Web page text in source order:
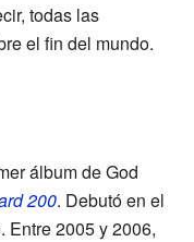
todas las
el fin del mundo.
álbum de God
200. Debutó en el
Entre 2005 y 2006,